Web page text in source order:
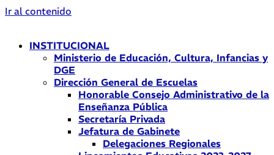
Ir al contenido
INSTITUCIONAL
Ministerio de Educación, Cultura, Infancias y
DGE
Dirección General de Escuelas
Honorable Consejo Administrativo de la
Enseñanza Pública
Secretaría Privada
Jefatura de Gabinete
Delegaciones Regionales